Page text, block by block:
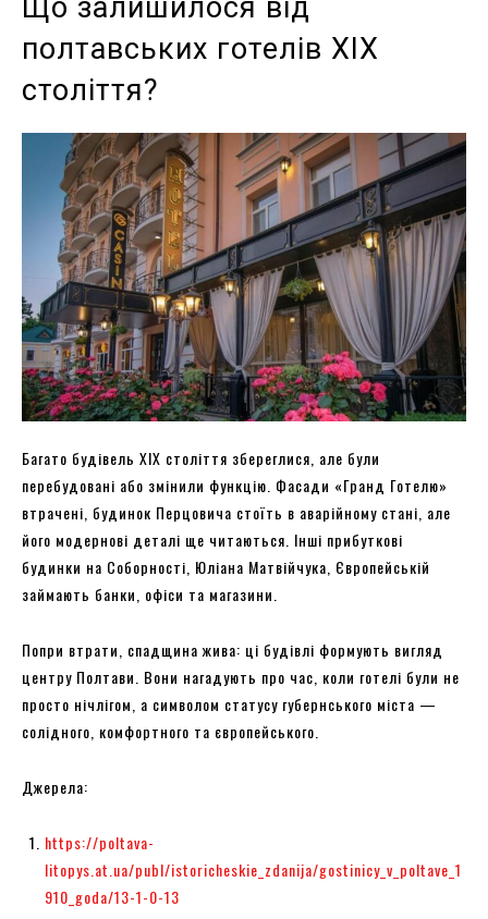
Що залишилося від
полтавських готелів XIX
століття?
Багато будівель XIX століття збереглися, але були
перебудовані або змінили функцію. Фасади «Гранд Готелю»
втрачені, будинок Перцовича стоїть в аварійному стані, але
його модернові деталі ще читаються. Інші прибуткові
будинки на Соборності, Юліана Матвійчука, Європейській
займають банки, офіси та магазини.
Попри втрати, спадщина жива: ці будівлі формують вигляд
центру Полтави. Вони нагадують про час, коли готелі були не
просто нічлігом, а символом статусу губернського міста —
солідного, комфортного та європейського.
Джерела:
https://poltava-
litopys.at.ua/publ/istoricheskie_zdanija/gostinicy_v_poltave_1
910_goda/13-1-0-13